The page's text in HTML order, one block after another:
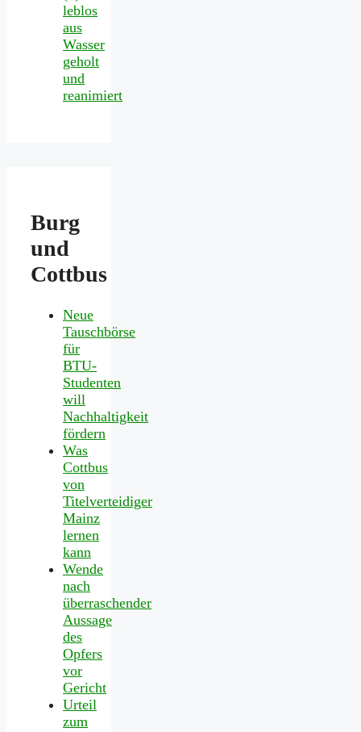
leblos
aus
Wasser
geholt
und
reanimiert
Burg
und
Cottbus
Neue
Tauschbörse
für
BTU-
Studenten
will
Nachhaltigkeit
fördern
Was
Cottbus
von
Titelverteidiger
Mainz
lernen
kann
Wende
nach
überraschender
Aussage
des
Opfers
vor
Gericht
Urteil
zum